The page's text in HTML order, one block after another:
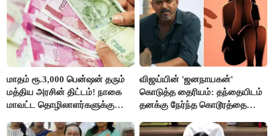
மாதம் ரூ.3,000 பென்ஷன் தரும்
மத்திய அரசின் திட்டம்! நாகை
மாவட்ட தொழிலாளர்களுக்கு
செய்தி!
விஜய்யின் 'ஜனநாயகன்'
கொடுத்த தைரியம்: தந்தையிடம்
தனக்கு நேர்ந்த கொடூரத்தை